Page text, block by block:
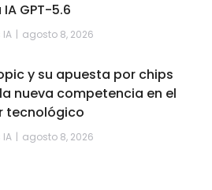
IA GPT-5.6
agosto 8, 2026
y su apuesta por chips
nueva competencia en el
tecnológico
agosto 8, 2026